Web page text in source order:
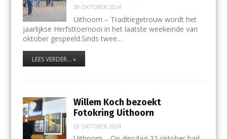
28 OKTOBER 2024
Uithoorn – Traditiegetrouw wordt het
jaarlijkse Herfsttoernooi in het laatste weekeinde van
oktober gespeeld.Sinds twee…
LEES VERDER... »
Willem Koch bezoekt
Fotokring Uithoorn
28 OKTOBER 2024